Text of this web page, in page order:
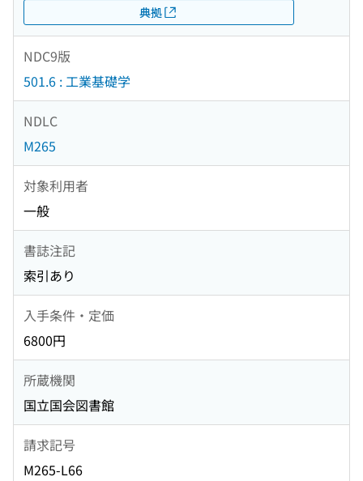
典拠
NDC9版
501.6 : 工業基礎学
NDLC
M265
対象利用者
一般
書誌注記
索引あり
入手条件・定価
6800円
所蔵機関
国立国会図書館
請求記号
M265-L66